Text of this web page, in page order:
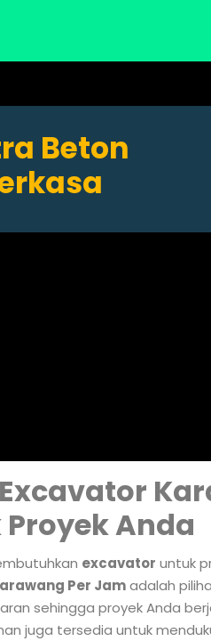
Beton
Anda
excavator untuk
Per Jamadalah
sehingga proyek Anda
juga tersedia untuk